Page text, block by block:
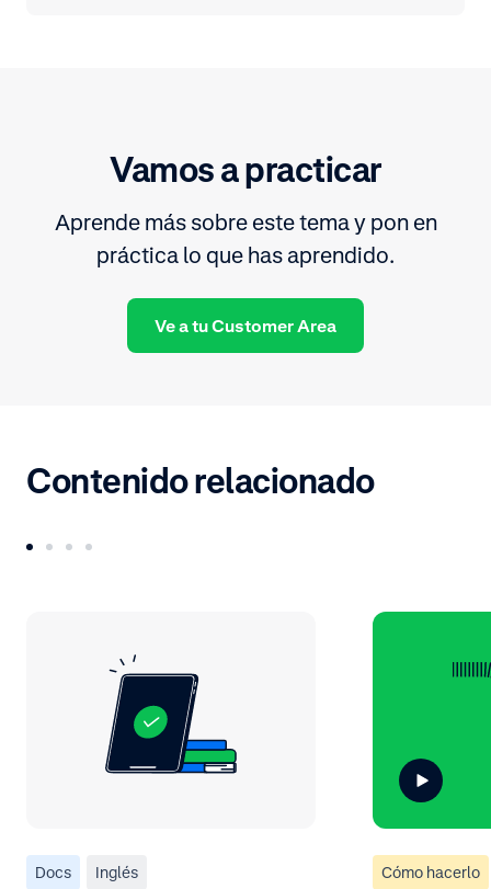
Vamos a practicar
Aprende más sobre este tema y pon en
práctica lo que has aprendido.
Ve a tu Customer Area
Contenido relacionado
Docs Inglés Cómo hacerlo